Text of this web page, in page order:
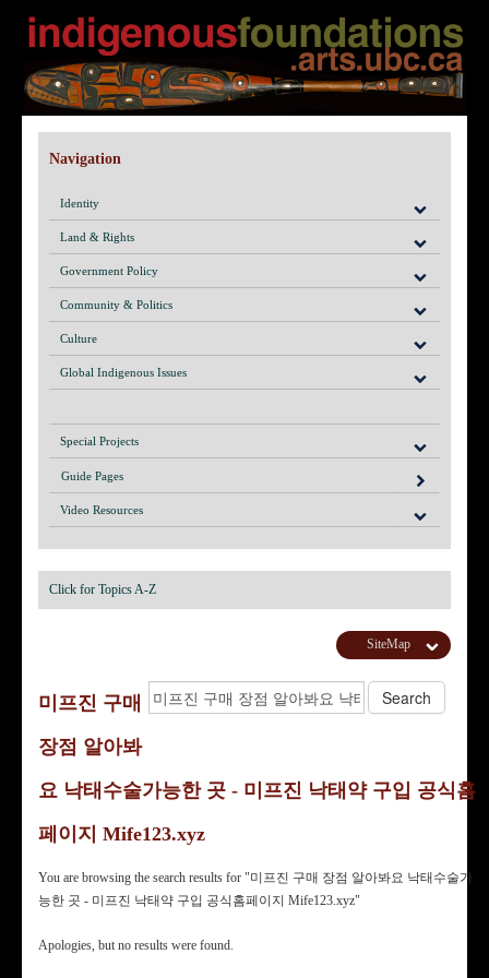
Navigation
Identity
Land & Rights
Government Policy
Community & Politics
Culture
Global Indigenous Issues
Special Projects
Guide Pages
Video Resources
Click for Topics A-Z
SiteMap
미프진 구매
장점 알아봐
요 낙태수술가능한 곳 - 미프진 낙태약 구입 공식홈
페이지 Mife123.xyz
You are browsing the search results for "미프진 구매 장점 알아봐요 낙태수술가
능한 곳 - 미프진 낙태약 구입 공식홈페이지 Mife123.xyz"
Apologies, but no results were found.